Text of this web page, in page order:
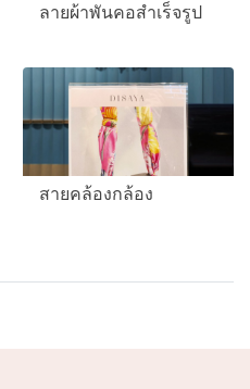
ลายผ้าพันคอสำเร็จรูป
สายคล้องกล้อง